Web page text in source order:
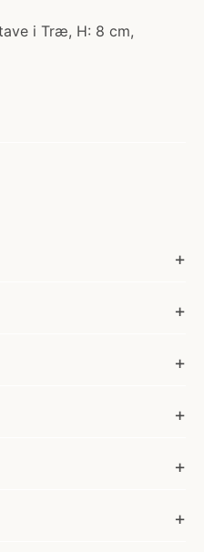
i Træ, H: 8 cm,